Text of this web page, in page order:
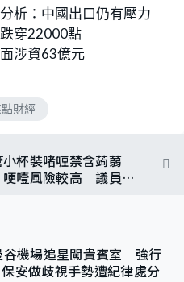
析：中國出口仍有壓力
穿22000點
涉資63億元
財經
杯裝啫喱禁含蒟蒻
哽噎風險較高 議員質
谷機場追星闖貴賓室 強行
安做歧視手勢遭紀律處分